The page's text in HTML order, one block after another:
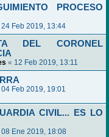
PROCESO
24 Feb 2019, 13:44
DEL CORONEL
« 12 Feb 2019, 13:11
04 Feb 2019, 19:01
CIVIL... ES LO
08 Ene 2019, 18:08